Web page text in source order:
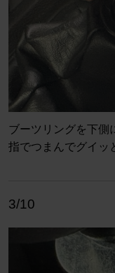
ブーツリングを下側
指でつまんでグイッ
3/10